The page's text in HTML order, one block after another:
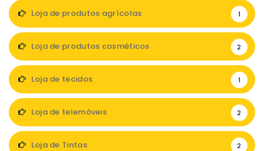
Loja de produtos agrícolas 1
Loja de produtos cosméticos 2
Loja de tecidos 1
Loja de telemóveis 2
Loja de Tintas 2